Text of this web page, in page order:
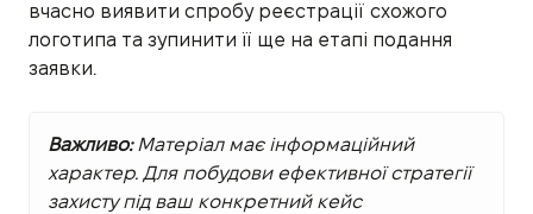
вчасно виявити спробу реєстрації схожого
логотипа та зупинити її ще на етапі подання
заявки.
Важливо:Матеріал має інформаційний
характер. Для побудови ефективної стратегії
захисту під ваш конкретний кейс